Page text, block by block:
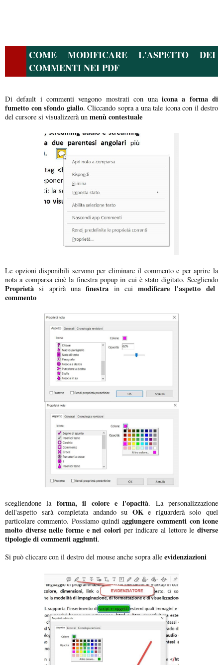
COME MODIFICARE L'ASPETTO DEI
COMMENTI NEI PDF
Di default i commenti vengono mostrati con unaicona a forma di
fumetto con sfondo giallo. Cliccando sopra a una tale icona con il destro
del cursore si visualizzerà un menù contestuale
Le opzioni disponibili servono per eliminare il commento e per aprire la
nota a comparsa cioè la finestra popup in cui è stato digitato. Scegliendo
Proprietà si aprirà unafinestra in cuimodificare l'aspetto del
commento
scegliendone la forma, il colore e l'opacità. La personalizzazione
dell'aspetto sarà completata andando su OKe riguarderà solo quel
particolare commento. Possiamo quindi aggiungere commenti con icone
molto diverse nelle forme e nei colori per indicare al lettore le diverse
tipologie di commenti aggiunti.
Si può cliccare con il destro del mouse anche sopra alle evidenziazioni